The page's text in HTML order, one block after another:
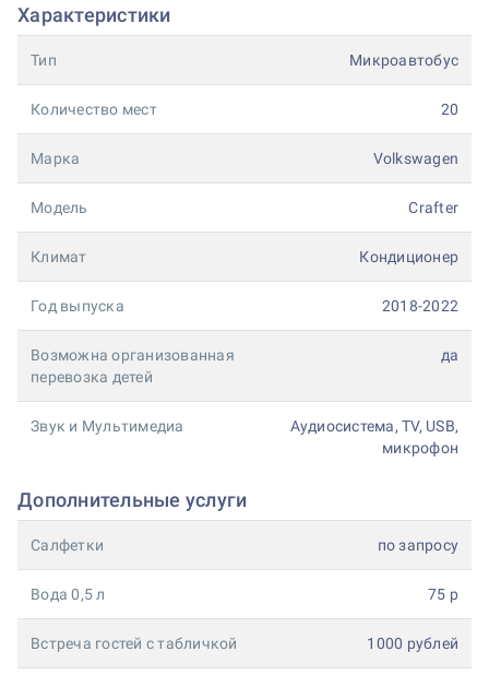
Характеристики
Тип Микроавтобус
Количество мест 20
Марка Volkswagen
Модель Crafter
Климат Кондиционер
Год выпуска 2018-2022
Возможна организованная
перевозка детей
да
Звук и Мультимедиа
Аудиосистема, TV, USB,
микрофон
Дополнительные услуги
Салфетки по запросу
Вода 0,5 л 75 р
Встреча гостей с табличкой 1000 рублей